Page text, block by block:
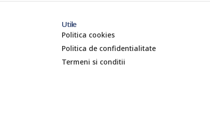
Utile
Politica cookies
Politica de confidentialitate
Termeni si conditii